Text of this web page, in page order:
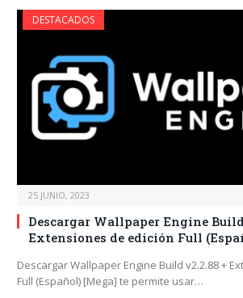
DESTACADOS
25 JUNIO, 2023
Descargar Wallpaper Engine
Extensiones de edición Full
Descargar Wallpaper Engine Build v2.2.88 +
Full (Español) [Mega] te permite usar…